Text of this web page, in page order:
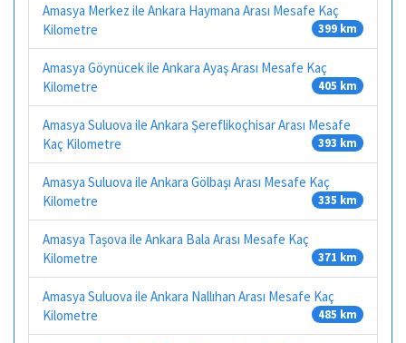
Amasya Merkez ile Ankara Haymana Arası Mesafe Kaç
Kilometre
399 km
Amasya Göynücek ile Ankara Ayaş Arası Mesafe Kaç
Kilometre
405 km
Amasya Suluova ile Ankara Şereflikoçhisar Arası Mesafe
Kaç Kilometre
393 km
Amasya Suluova ile Ankara Gölbaşı Arası Mesafe Kaç
Kilometre
335 km
Amasya Taşova ile Ankara Bala Arası Mesafe Kaç
Kilometre
371 km
Amasya Suluova ile Ankara Nallıhan Arası Mesafe Kaç
Kilometre
485 km